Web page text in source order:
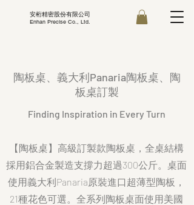
安桁精密股份有限公司
Enhan Precise Co., Ltd.
【陶板桌】高級訂製款陶板桌，全桌結構
採用鋁合金製造支撐力超過300公斤。桌面
使用義大利Panaria原裝進口超薄型陶板，
21種花色可選。全系列陶板桌面使用美國
陶板桌、義大利Panaria陶板桌、陶
板桌訂製
Finding Inspiration in Every Turn